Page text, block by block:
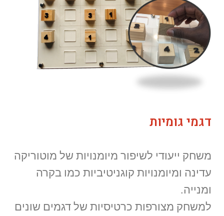
דגמי גומיות
משחק ייעודי לשיפור מיומנויות של מוטוריקה
עדינה ומיומנויות קוגניטיביות כמו בקרה
ומנייה.
למשחק מצורפות כרטיסיות של דגמים שונים